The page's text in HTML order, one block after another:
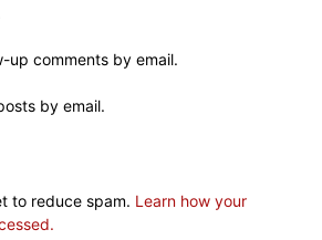
up comments by email.
by email.
to reduce spam. Learn how your